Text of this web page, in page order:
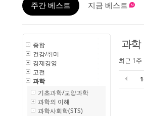
주간 베스트 지금 베스트
종합
건강/취미
경제경영
고전
과학
기초과학/교양과학
과학의 이해
과학사회학(STS)
과학
최근 1